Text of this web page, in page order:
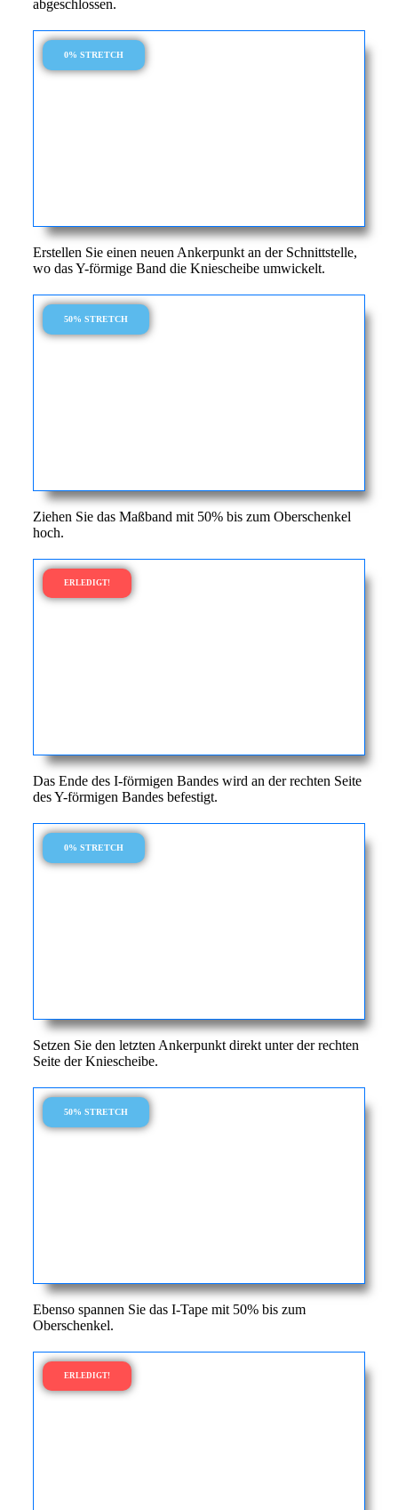
abgeschlossen.
0% STRETCH
Erstellen Sie einen neuen Ankerpunkt an der Schnittstelle,
wo das Y-förmige Band die Kniescheibe umwickelt.
50% STRETCH
Ziehen Sie das Maßband mit 50% bis zum Oberschenkel
hoch.
ERLEDIGT!
Das Ende des I-förmigen Bandes wird an der rechten Seite
des Y-förmigen Bandes befestigt.
0% STRETCH
Setzen Sie den letzten Ankerpunkt direkt unter der rechten
Seite der Kniescheibe.
50% STRETCH
Ebenso spannen Sie das I-Tape mit 50% bis zum
Oberschenkel.
ERLEDIGT!